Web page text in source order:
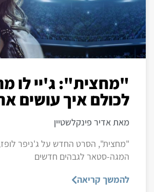
"מחצית": ג'יי לו
לכולם איך עושים
מאת אדיר פינקלשטיין
"מחצית", הסרט החדש על ג'ניפר
המגה-סטאר לגבהים חדשים
להמשך קריאה